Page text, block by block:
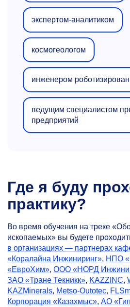
экспертом-аналитиком
космогеологом
инженером
ведущим специалистом
предприятий
Где я буду
практику?
Во время обучения на треке
ископаемых» вы будете
в организациях — партнерах
«Коралайна Инжиниринг», НПО
«ЕвроХим», ООО «НОРД
ЗАО «Тране Текникк», KAZZINC,
KAZMinerals, Metso-Outotec,
Корпорация «Казахмыс», АО